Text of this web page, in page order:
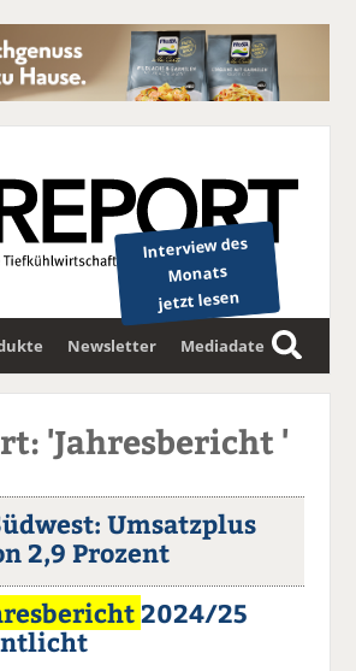
Interview des
Monats
jetzt lesen
Newsletter Mediadaten
S
u
c
h
'Jahresbericht '
Umsatzplus
2,9 Prozent
2024/25